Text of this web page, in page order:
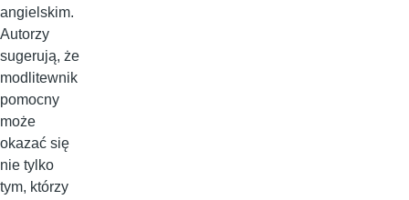
angielskim.
Autorzy
sugerują, że
modlitewnik
pomocny
może
okazać się
nie tylko
tym, którzy